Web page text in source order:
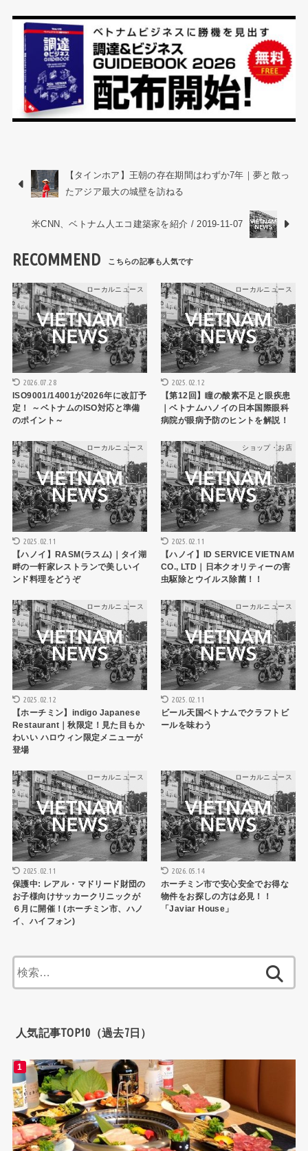
【タインホア】王朝の存在期間はわずか7年｜夢と散っ
たアジア最大の城壁を訪ねる
米CNN、ベトナム人エコ建築家を紹介 / 2019-11-07
RECOMMEND
ローカルニュース
2026.07.28
ISO9001/14001が2026年に改訂予
定！ ～ベトナムのISO対応と準備
のポイント～
ローカルニュース
2025.02.12
【第12回】瞳の酸素不足と眼疾患
｜ベトナムハノイの日本国際眼科
病院が眼病予防のヒントを解説！
ローカルニュース
2025.02.11
【ハノイ】RASM(ラスム)｜タイ湖
畔の一軒家レストランで美しいイ
ンド料理をどうぞ
ショップ・お店
2025.02.11
【ハノイ】ID SERVICE VIETNAM
CO., LTD｜日本クオリティーの害
虫駆除とウイルス除菌！！
ローカルニュース
2025.02.12
【ホーチミン】indigo Japanese
Restaurant｜秋限定！見た目もか
わいい ハロウィン限定メニューが
登場
ローカルニュース
2025.02.11
ビール天国ベトナムでクラフトビ
ールを味わう
ローカルニュース
2025.02.11
保護中: レアル・マドリード財団の
お子様向けサッカークリニックが
６月に開催！(ホーチミン市、ハノ
イ、ハイフォン)
ローカルニュース
2026.05.14
ホーチミン市で安心安全でお得な
物件をお探しの方は必見！！
「Javiar House」
索:
人気記事TOP10（過去7日）